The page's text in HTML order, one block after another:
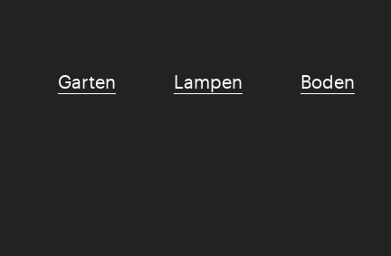
Garten Lampen Boden